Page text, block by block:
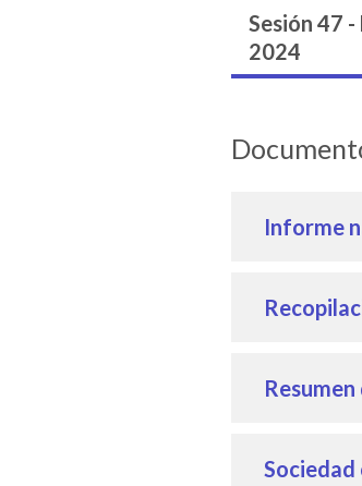
Sesión 47
2024
Informe